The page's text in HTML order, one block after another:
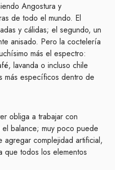
Angostura y
de todo el mundo. El
y cálidas; el segundo, un
anisado. Pero la coctelería
más el espectro:
lavanda o incluso chile
más específicos dentro de
obliga a trabajar con
balance; muy poco puede
complejidad artificial,
que todos los elementos